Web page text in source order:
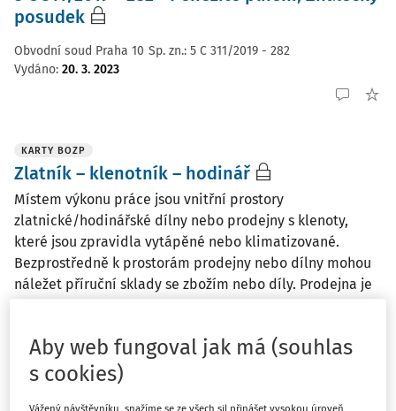
posudek
Obvodní soud Praha 10 Sp. zn.: 5 C 311/2019 - 282
Vydáno: 20. 3. 2023
KARTY BOZP
Zlatník – klenotník – hodinář
Místem výkonu práce jsou vnitřní prostory
zlatnické/hodinářské dílny nebo prodejny s klenoty,
které jsou zpravidla vytápěné nebo klimatizované.
Bezprostředně k prostorám prodejny nebo dílny mohou
náležet příruční sklady se zbožím nebo díly. Prodejna je
doc. RNDr. Mgr. Petr A. Skřehot Ph.D. Ing. Jakub Marek
Znalecký ústav bezpečnosti a ochrany zdraví, z.ú.
Vydáno:9. 3. 2023 /
Aby web fungoval jak má (souhlas
s cookies)
Vážený návštěvníku, snažíme se ze všech sil přinášet vysokou úroveň